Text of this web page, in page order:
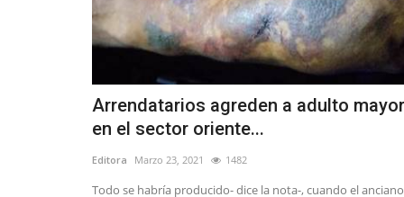
Arrendatarios agreden a adulto mayor
en el sector oriente...
Editora Marzo 23, 2021 1482
Todo se habría producido- dice la nota-, cuando el anciano